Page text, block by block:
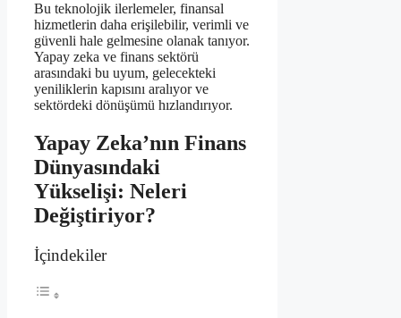
Bu teknolojik ilerlemeler, finansal
hizmetlerin daha erişilebilir, verimli ve
güvenli hale gelmesine olanak tanıyor.
Yapay zeka ve finans sektörü
arasındaki bu uyum, gelecekteki
yeniliklerin kapısını aralıyor ve
sektördeki dönüşümü hızlandırıyor.
Yapay Zeka’nın Finans
Dünyasındaki
Yükselişi: Neleri
Değiştiriyor?
İçindekiler